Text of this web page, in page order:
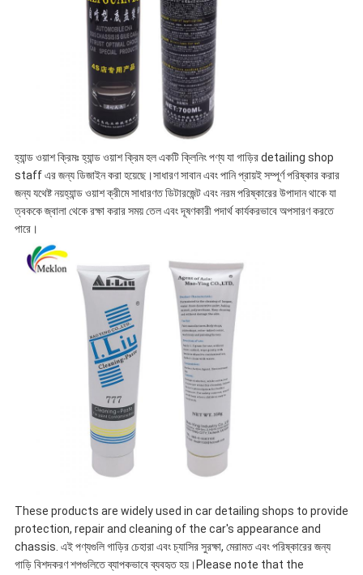
হ্যান্ড ওয়াশ ক্রিমঃ হ্যান্ড ওয়াশ ক্রিম হল একটি ক্লিনিং পণ্য যা গাড়ির detailing shop
staff এর জন্য ডিজাইন করা হয়েছে।সাধারণ সাবান এবং পানি প্রায়ই সম্পূর্ণ পরিষ্কার করার
জন্য যথেষ্ট নয়হ্যান্ড ওয়াশ ক্রীমে সাধারণত ডিটারজেন্ট এবং নরম পরিষ্কারের উপাদান থাকে যা
ত্বককে জ্বালা থেকে রক্ষা করার সময় তেল এবং দূষণকারী পদার্থ কার্যকরভাবে অপসারণ করতে
পারে।
These products are widely used in car detailing shops to provide
protection, repair and cleaning of the car's appearance and
chassis. এই পণ্যগুলি গাড়ির চেহারা এবং চ্যাসির সুরক্ষা, মেরামত এবং পরিষ্কারের জন্য
গাড়ি বিশদকরণ শপগুলিতে ব্যাপকভাবে ব্যবহৃত হয়।Please note that the